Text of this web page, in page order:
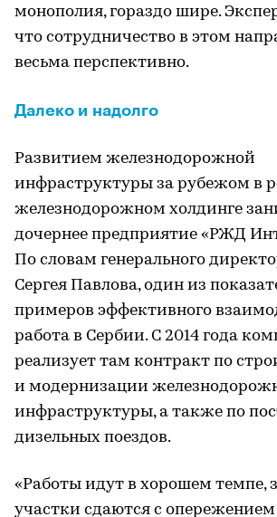
монополия, гораздо шире.
что сотрудничество в этом
весьма перспективно.
Далеко и надолго
Развитием железнодорожной
инфраструктуры за рубежом в
железнодорожном холдинге
дочернее предприятие «РЖД
По словам генерального
Сергея Павлова, один из
примеров эффективного
работа в Сербии. С 2014 года
реализует там контракт по
и модернизации
инфраструктуры, а также по
дизельных поездов.
«Работы идут в хорошем темпе,
участки сдаются с опережением